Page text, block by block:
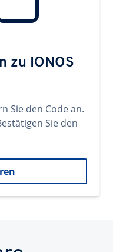
zu IONOS
Sie den Code an.
Sie den